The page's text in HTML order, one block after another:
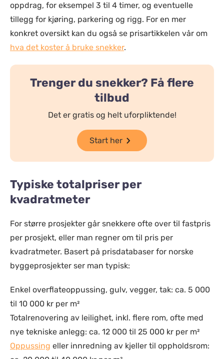
oppdrag, for eksempel 3 til 4 timer, og eventuelle
tillegg for kjøring, parkering og rigg. For en mer
konkret oversikt kan du også se prisartikkelen vår om
hva det koster å bruke snekker.
Trenger du snekker? Få flere
tilbud
Det er gratis og helt uforpliktende!
Start her
Typiske totalpriser per
kvadratmeter
For større prosjekter går snekkere ofte over til fastpris
per prosjekt, eller man regner om til pris per
kvadratmeter. Basert på prisdatabaser for norske
byggeprosjekter ser man typisk:
Enkel overflateoppussing, gulv, vegger, tak: ca. 5 000
til 10 000 kr per m²
Totalrenovering av leilighet, inkl. flere rom, ofte med
nye tekniske anlegg: ca. 12 000 til 25 000 kr per m²
Oppussing eller innredning av kjeller til oppholdsrom: